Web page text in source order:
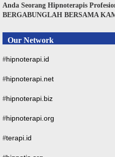
Anda Seorang Hipnoterapis
BERGABUNGLAH BERSAMA
Our Network
#hipnoterapi.id
#hipnoterapi.net
#hipnoterapi.biz
#hipnoterapi.org
#terapi.id